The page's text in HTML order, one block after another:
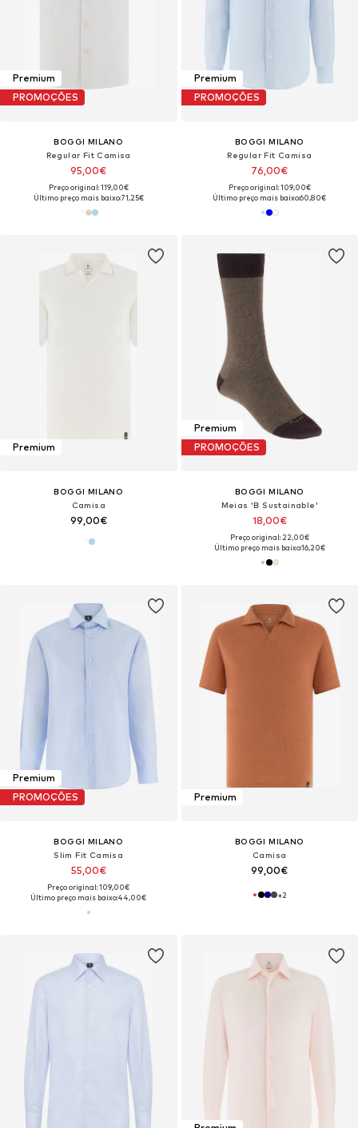
Premium
PROMOÇÕES
BOGGI MILANO
Regular Fit Camisa
95,00€
Preço original: 119,00€
Último preço mais baixo:71,25€
Premium
PROMOÇÕES
BOGGI MILANO
Regular Fit Camisa
76,00€
Preço original: 109,00€
Último preço mais baixo:60,80€
Premium
BOGGI MILANO
Camisa
99,00€
Premium
PROMOÇÕES
BOGGI MILANO
Meias 'B Sustainable'
18,00€
Preço original: 22,00€
Último preço mais baixo:16,20€
Premium
PROMOÇÕES
BOGGI MILANO
Slim Fit Camisa
55,00€
Preço original: 109,00€
Último preço mais baixo:44,00€
Premium
BOGGI MILANO
Camisa
99,00€
+2